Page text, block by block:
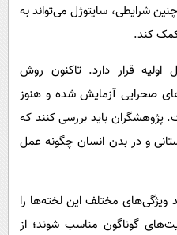
شرایطی، سایتوژل می‌تواند به
کند.
اولیه قرار دارد. تاکنون روش
صحرایی آزمایش شده و هنوز
پژوهشگران باید بررسی کنند که
و در بدن انسان چگونه عمل
ویژگی‌های مختلف این لخته‌ها را
گوناگون مناسب شوند؛ از